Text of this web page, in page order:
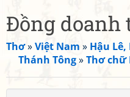
Đồng doanh
Thơ»Việt Nam » Hậu
Thánh Tông»Thơ chữ